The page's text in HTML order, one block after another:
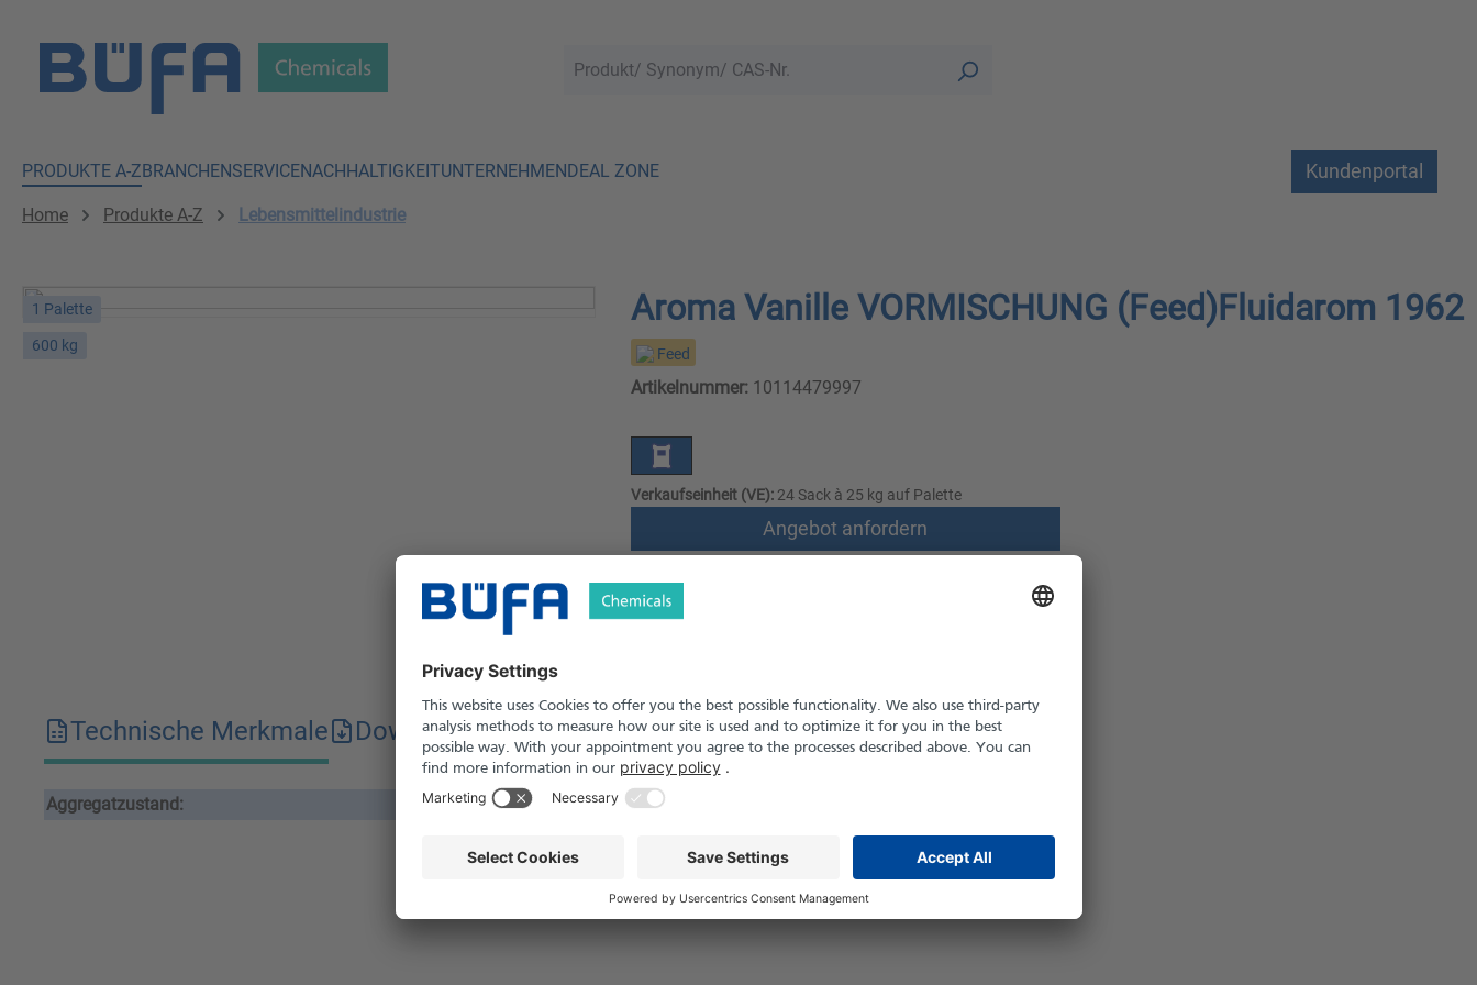
PRODUKTE A-ZBRANCHENSERVICENACHHALTIGKEITUNTERNEHMENDEAL ZONE Kundenportal
Home Produkte A-Z Lebensmittelindustrie
1 Palette
600 kg
Aroma Vanille VORMISCHUNG (Feed)Fluidarom 1962
Feed
Artikelnummer:10114479997
Verkaufseinheit (VE):24 Sack à 25 kg auf Palette
Angebot anfordern
Versand nach Österreich und die Schweiz möglich
Technische Merkmale Downloads Sicherheitshinweise
Aggregatzustand: fest